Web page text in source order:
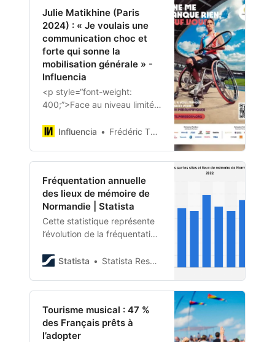
Julie Matikhine (Paris
2024) : « Je voulais une
communication choc et
forte qui sonne la
mobilisation générale » -
Influencia
<p style=“font-weight:
400;”>Face au niveau limité
<strong><em>Jeux
</strong> vient de lancer une
campagne publicitaire choc
créée en interne. <strong>
<em>Julie Matikhine</em>
</strong>, la directrice des
<em>Paris 2024</em>
Influencia Frédéric Thérin
Fréquentation annuelle
des lieux de mémoire de
Normandie | Statista
Cette statistique représente
l’évolution de la fréquentation
mémoire de Normandie entre
Statista Statista Research Department
Tourisme musical : 47 %
des Français prêts à
l’adopter